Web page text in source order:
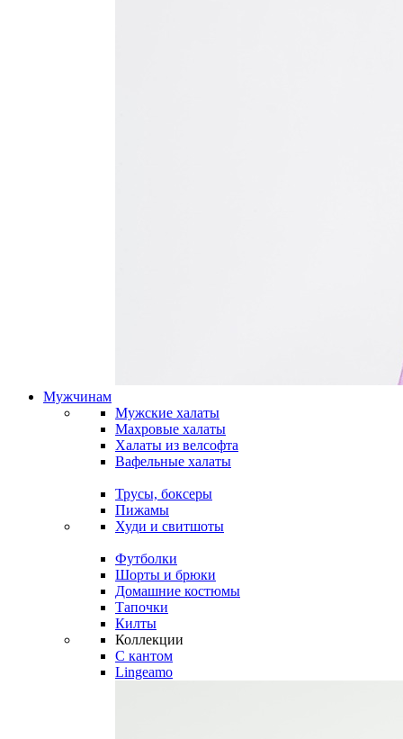
Мужчинам
Мужские халаты
Махровые халаты
Халаты из велсофта
Вафельные халаты
Трусы, боксеры
Пижамы
Худи и свитшоты
Футболки
Шорты и брюки
Домашние костюмы
Тапочки
Килты
Коллекции
C кантом
Lingeamo